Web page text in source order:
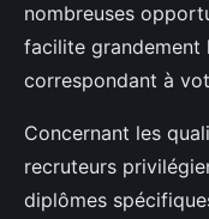
nombreuses
facilite grandement
correspondant à
Concernant les
recruteurs
diplômes